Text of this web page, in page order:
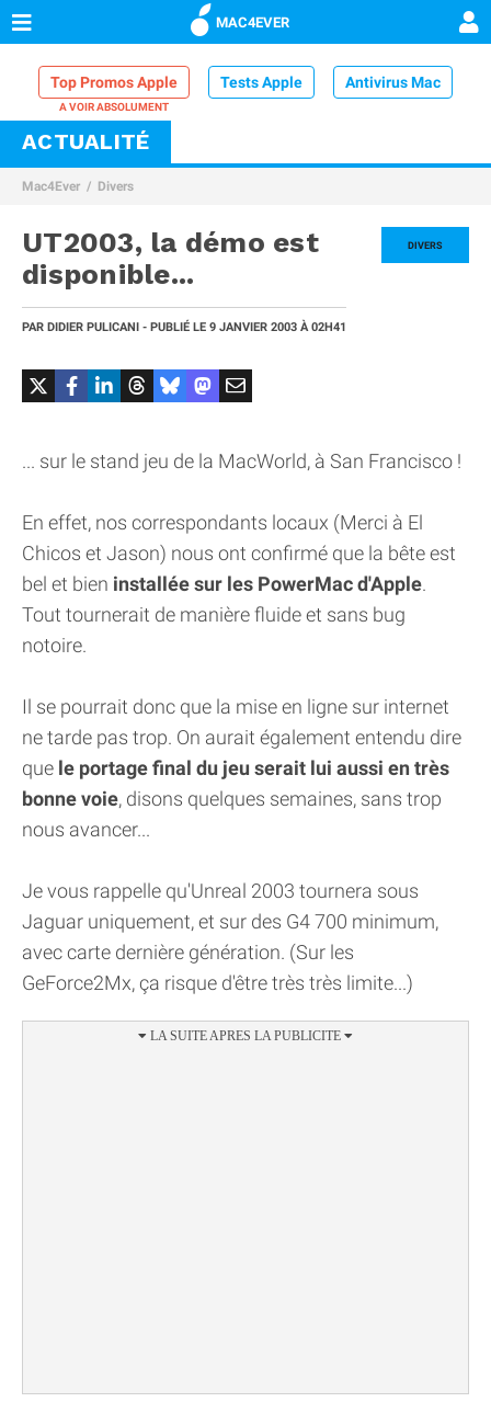
MAC4EVER
Top Promos Apple Tests Apple Antivirus Mac
VPN Mac
Comparatif iPhone
ACTUALITÉ
Mac4Ever Divers
DIVERS
UT2003, la démo est
disponible...
PAR DIDIER PULICANI - PUBLIÉ LE 9 JANVIER 2003 À 02H41
... sur le stand jeu de la MacWorld, à San Francisco !
En effet, nos correspondants locaux (Merci à El
Chicos et Jason) nous ont confirmé que la bête est
bel et bien installée sur les PowerMac d'Apple.
Tout tournerait de manière fluide et sans bug
notoire.
Il se pourrait donc que la mise en ligne sur internet
ne tarde pas trop. On aurait également entendu dire
que le portage final du jeu serait lui aussi en très
bonne voie, disons quelques semaines, sans trop
nous avancer...
Je vous rappelle qu'Unreal 2003 tournera sous
Jaguar uniquement, et sur des G4 700 minimum,
avec carte dernière génération. (Sur les
GeForce2Mx, ça risque d'être très très limite...)